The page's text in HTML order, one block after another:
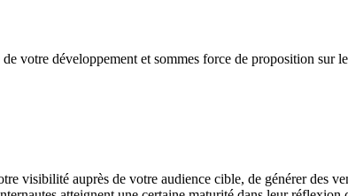
votre développement et sommes force de proposition
visibilité auprès de votre audience cible, de générer des